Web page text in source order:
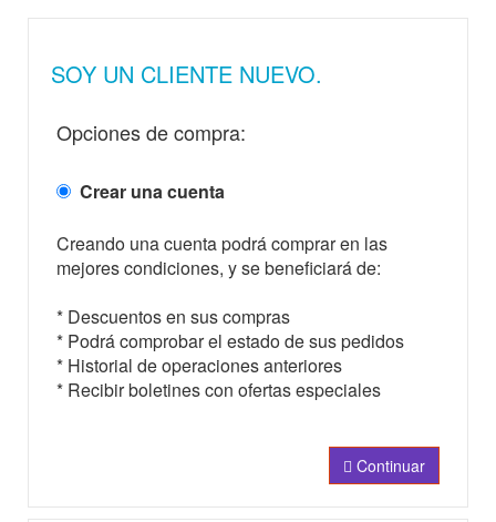
SOY UN CLIENTE NUEVO.
Opciones de compra:
Crear una cuenta
Creando una cuenta podrá comprar en las
mejores condiciones, y se beneficiará de:
* Descuentos en sus compras
* Podrá comprobar el estado de sus pedidos
* Historial de operaciones anteriores
* Recibir boletines con ofertas especiales
Continuar